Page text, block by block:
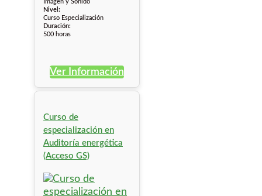
Imagen y Sonido
Nivel:
Curso Especialización
Duración:
500 horas
Ver Información
Curso de
especialización en
Auditoría energética
(Acceso GS)